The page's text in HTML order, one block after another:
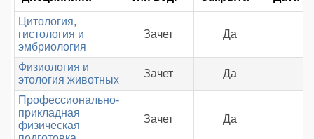
Цитология,
гистология и
эмбриология
Зачет Да
Физиология и
этология животных
Зачет Да
Профессионально-
прикладная
физическая
Зачет Да